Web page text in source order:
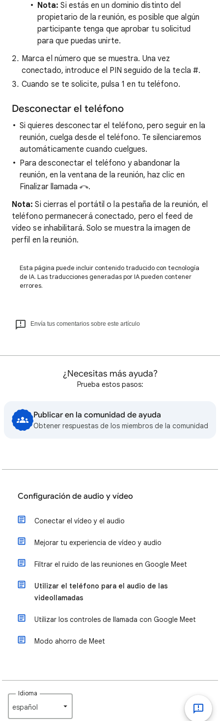
Nota: Si estás en un dominio distinto del
propietario de la reunión, es posible que algún
participante tenga que aprobar tu solicitud
para que puedas unirte.
Marca el número que se muestra. Una vez
conectado, introduce el PIN seguido de la tecla #.
Cuando se te solicite, pulsa 1 en tu teléfono.
Desconectar el teléfono
Si quieres desconectar el teléfono, pero seguir en la
reunión, cuelga desde el teléfono. Te silenciaremos
automáticamente cuando cuelgues.
Para desconectar el teléfono y abandonar la
reunión, en la ventana de la reunión, haz clic en
Finalizar llamada
.
Nota: Si cierras el portátil o la pestaña de la reunión, el
teléfono permanecerá conectado, pero el feed de
vídeo se inhabilitará. Solo se muestra la imagen de
perfil en la reunión.
Esta página puede incluir contenido traducido con tecnología
de IA. Las traducciones generadas por IA pueden contener
errores.
Envía tus comentarios sobre este artículo
¿Necesitas más ayuda?
Prueba estos pasos:
Publicar en la comunidad de ayuda
Obtener respuestas de los miembros de la comunidad
Configuración de audio y vídeo
Conectar el vídeo y el audio
Mejorar tu experiencia de vídeo y audio
Filtrar el ruido de las reuniones en Google Meet
Utilizar el teléfono para el audio de las
videollamadas
Utilizar los controles de llamada con Google Meet
Modo ahorro de Meet
Idioma
español‎